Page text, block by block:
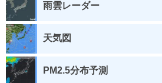
雨雲レーダー
天気図
PM2.5分布予測